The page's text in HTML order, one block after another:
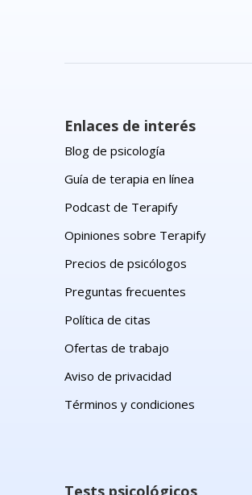
Enlaces de interés
Blog de psicología
Guía de terapia en línea
Podcast de Terapify
Opiniones sobre Terapify
Precios de psicólogos
Preguntas frecuentes
Política de citas
Ofertas de trabajo
Aviso de privacidad
Términos y condiciones
Tests psicológicos